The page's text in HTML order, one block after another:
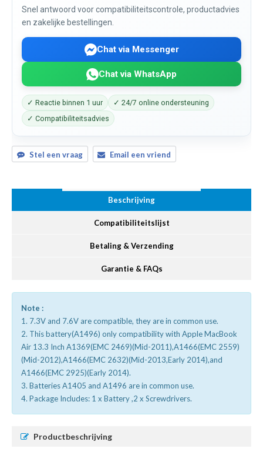
Snel antwoord voor compatibiliteitscontrole, productadvies
en zakelijke bestellingen.
Chat via Messenger
Chat via WhatsApp
✓ Reactie binnen 1 uur
✓ 24/7 online ondersteuning
✓ Compatibiliteitsadvies
Stel een vraag Email een vriend
Beschrijving
Compatibiliteitslijst
Betaling & Verzending
Garantie & FAQs
Note :
1. 7.3V and 7.6V are compatible, they are in common use.
2. This battery(A1496) only compatibility with Apple MacBook
Air 13.3 Inch A1369(EMC 2469)(Mid-2011),A1466(EMC 2559)
(Mid-2012),A1466(EMC 2632)(Mid-2013,Early 2014),and
A1466(EMC 2925)(Early 2014).
3. Batteries A1405 and A1496 are in common use.
4. Package Includes: 1 x Battery ,2 x Screwdrivers.
Productbeschrijving